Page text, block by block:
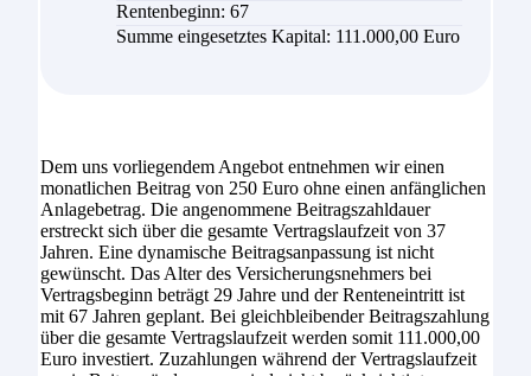
Rentenbeginn: 67
Summe eingesetztes Kapital: 111.000,00Euro
Dem uns vorliegendem Angebot entnehmen wir einen
monatlichen Beitrag von 250 Euro ohne einen anfänglichen
Anlagebetrag. Die angenommene Beitragszahldauer
erstreckt sich über die gesamte Vertragslaufzeit von 37
Jahren. Eine dynamische Beitragsanpassung ist nicht
gewünscht. Das Alter des Versicherungsnehmers bei
Vertragsbeginn beträgt 29 Jahre und der Renteneintritt ist
mit 67 Jahren geplant. Bei gleichbleibender Beitragszahlung
über die gesamte Vertragslaufzeit werden somit 111.000,00
Euro investiert. Zuzahlungen während der Vertragslaufzeit